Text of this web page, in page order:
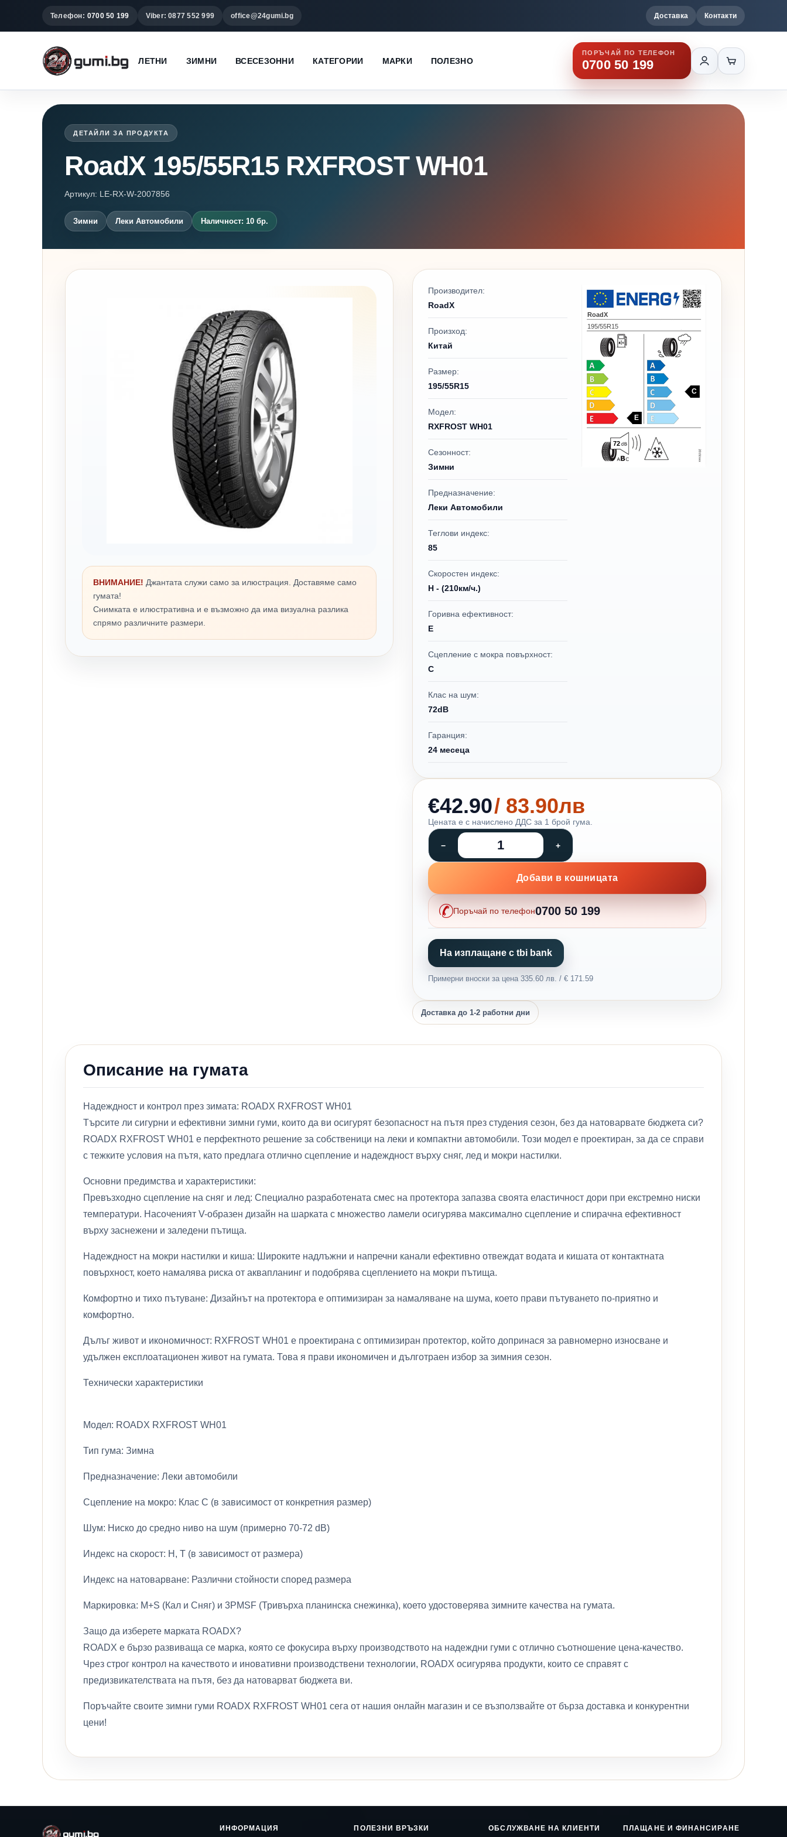
Телефон: 0700 50 199 Viber: 0877 552 999 office@24gumi.bg Доставка Контакти
ЛЕТНИ ЗИМНИ ВСЕСЕЗОННИ КАТЕГОРИИ МАРКИ ПОЛЕЗНО
ПОРЪЧАЙ ПО ТЕЛЕФОН
0700 50 199
ДЕТАЙЛИ ЗА ПРОДУКТА
RoadX 195/55R15 RXFROST WH01
Артикул: LE-RX-W-2007856
Зимни Леки Автомобили Наличност: 10 бр.
ВНИМАНИЕ! Джантата служи само за илюстрация. Доставяме само
гумата!
Снимката е илюстративна и е възможно да има визуална разлика
спрямо различните размери.
Производител:
RoadX
Произход:
Китай
Размер:
195/55R15
Модел:
RXFROST WH01
Сезонност:
Зимни
Предназначение:
Леки Автомобили
Теглови индекс:
85
Скоростен индекс:
H - (210км/ч.)
Горивна ефективност:
E
Сцепление с мокра повърхност:
C
Клас на шум:
72dB
Гаранция:
24 месеца
RoadX
195/55R15
E
C
72
€42.90/ 83.90лв
Цената е с начислено ДДС за 1 брой гума.
Добави в кошницата
Поръчай по телефон0700 50 199
На изплащане с tbi bank
Примерни вноски за цена 335.60 лв. / € 171.59
Доставка до 1-2 работни дни
Описание на гумата
Надеждност и контрол през зимата: ROADX RXFROST WH01
Търсите ли сигурни и ефективни зимни гуми, които да ви осигурят безопасност на пътя през студения сезон, без да натоварвате бюджета си?
ROADX RXFROST WH01 е перфектното решение за собственици на леки и компактни автомобили. Този модел е проектиран, за да се справи
с тежките условия на пътя, като предлага отлично сцепление и надеждност върху сняг, лед и мокри настилки.
Основни предимства и характеристики:
Превъзходно сцепление на сняг и лед: Специално разработената смес на протектора запазва своята еластичност дори при екстремно ниски
температури. Насоченият V-образен дизайн на шарката с множество ламели осигурява максимално сцепление и спирачна ефективност
върху заснежени и заледени пътища.
Надеждност на мокри настилки и киша: Широките надлъжни и напречни канали ефективно отвеждат водата и кишата от контактната
повърхност, което намалява риска от аквапланинг и подобрява сцеплението на мокри пътища.
Комфортно и тихо пътуване: Дизайнът на протектора е оптимизиран за намаляване на шума, което прави пътуването по-приятно и
комфортно.
Дълъг живот и икономичност: RXFROST WH01 е проектирана с оптимизиран протектор, който допринася за равномерно износване и
удължен експлоатационен живот на гумата. Това я прави икономичен и дълготраен избор за зимния сезон.
Технически характеристики
Модел: ROADX RXFROST WH01
Тип гума: Зимна
Предназначение: Леки автомобили
Сцепление на мокро: Клас C (в зависимост от конкретния размер)
Шум: Ниско до средно ниво на шум (примерно 70-72 dB)
Индекс на скорост: H, T (в зависимост от размера)
Индекс на натоварване: Различни стойности според размера
Маркировка: M+S (Кал и Сняг) и 3PMSF (Тривърха планинска снежинка), което удостоверява зимните качества на гумата.
Защо да изберете марката ROADX?
ROADX е бързо развиваща се марка, която се фокусира върху производството на надеждни гуми с отлично съотношение цена-качество.
Чрез строг контрол на качеството и иновативни производствени технологии, ROADX осигурява продукти, които се справят с
предизвикателствата на пътя, без да натоварват бюджета ви.
Поръчайте своите зимни гуми ROADX RXFROST WH01 сега от нашия онлайн магазин и се възползвайте от бърза доставка и конкурентни
цени!
ИНФОРМАЦИЯ ПОЛЕЗНИ ВРЪЗКИ ОБСЛУЖВАНЕ НА КЛИЕНТИ ПЛАЩАНЕ И ФИНАНСИРАНЕ